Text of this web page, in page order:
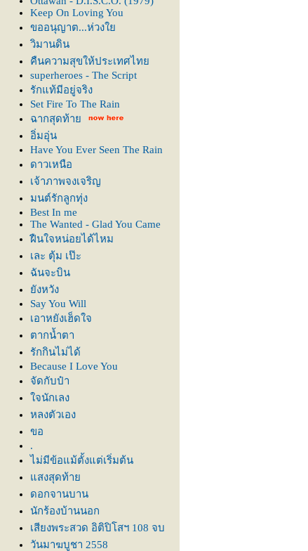
Keep On Loving You
ขออนุญาต...ห่วง
วิมานดิน
คืนความสุขให้ประเทศไท
superheroes - The Script
รักแท้มีอยู่จริง
Set Fire To The Rain
ฉากสุดท้า
อิ่มอุ่น
Have You Ever Seen The Rain
ดาวเหนือ
เจ้าภาพจงเจริญ
มนต์รักลูกทุ่ง
Best In me
The Wanted - Glad You Came
ฝืนใจหน่อยได้ไหม
เละ ตุ้ม เป๊ะ
ฉันจะบิน
ังหวัง
Say You Will
เอาหยังเฮ็ดใจ
ตากน้ำตา
รักกินไม่ได้
Because I Love You
จัดกับป๋า
จนักเลง
หลงตัวเอง
ขอ
.
ไม่มีข้อแม้ตั้งแต่เริ่มต้น
สงสุดท้า
ดอกจานบาน
นักร้องบ้านนอก
เสียงพระสวด อิติปิโสฯ 108 จบ
วันมาฆบูชา 2558